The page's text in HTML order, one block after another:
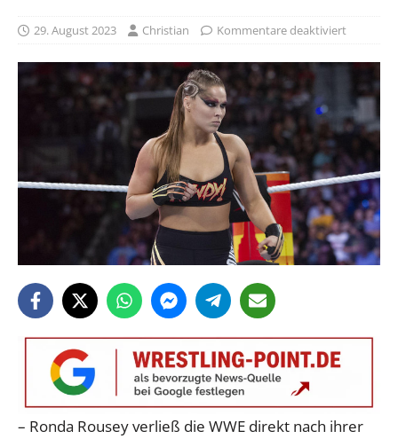
29. August 2023 Christian Kommentare deaktiviert
– Ronda Rousey verließ die WWE direkt nach ihrer